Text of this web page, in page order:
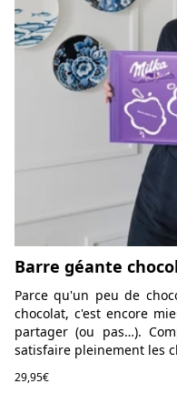
Barre géante
Parce qu'un peu de
chocolat, c'est encore
partager (ou pas…).
satisfaire pleinement les
29,95€